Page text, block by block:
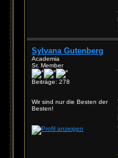
Sylvana Gutenberg
Academia
Sr. Member
Beiträge: 278
Wir sind nur die Besten der
Besten!